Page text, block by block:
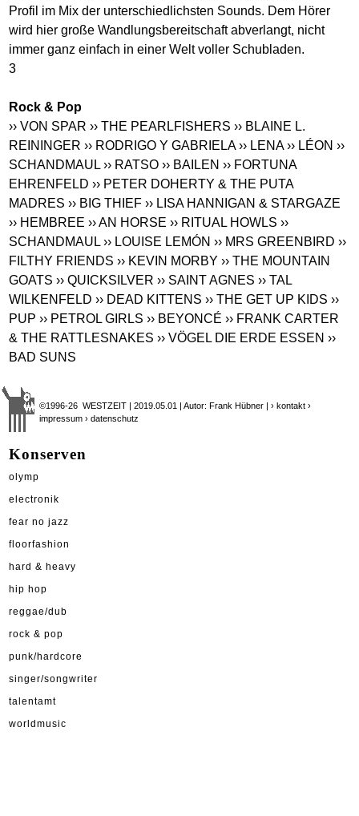
Profil im Mix der unterschiedlichsten Sounds. Dem Hörer
wird hier große Wandlungsbereitschaft abverlangt, nicht
immer ganz einfach in einer Welt voller Schubladen.
3
Rock & Pop
›› VON SPAR ›› THE PEARLFISHERS ›› BLAINE L.
REININGER ›› RODRIGO Y GABRIELA ›› LENA ›› LÉON ››
SCHANDMAUL ›› RATSO ›› BAILEN ›› FORTUNA
EHRENFELD ›› PETER DOHERTY & THE PUTA
MADRES ›› BIG THIEF ›› LISA HANNIGAN & STARGAZE
›› HEMBREE ›› AN HORSE ›› RITUAL HOWLS ››
SCHANDMAUL ›› LOUISE LEMÓN ›› MRS GREENBIRD ››
FILTHY FRIENDS ›› KEVIN MORBY ›› THE MOUNTAIN
GOATS ›› QUICKSILVER ›› SAINT AGNES ›› TAL
WILKENFELD ›› DEAD KITTENS ›› THE GET UP KIDS ››
PUP ›› PETROL GIRLS ›› BEYONCÉ ›› FRANK CARTER
& THE RATTLESNAKES ›› VÖGEL DIE ERDE ESSEN ››
BAD SUNS
©1996-26 WESTZEIT | 2019.05.01 | Autor: Frank Hübner |› kontakt ›
impressum › datenschutz
Konserven
olymp
electronik
fear no jazz
floorfashion
hard & heavy
hip hop
reggae/dub
rock & pop
punk/hardcore
singer/songwriter
talentamt
worldmusic